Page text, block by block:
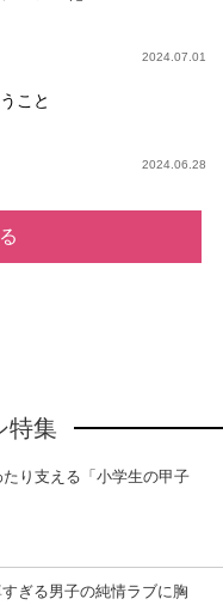
2024.07.01
こと
2024.06.28
特集
り支える「小学生の甲子
ぎる男子の純情ラブに胸